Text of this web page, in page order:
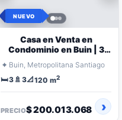
NUEVO
Casa en Venta en
Condominio en Buin | 3
Quincho
⌖ Buin, Metropolitana Santiago
🛏️3 🚿 3📐120 m2
PRECIO$ 200.013.068